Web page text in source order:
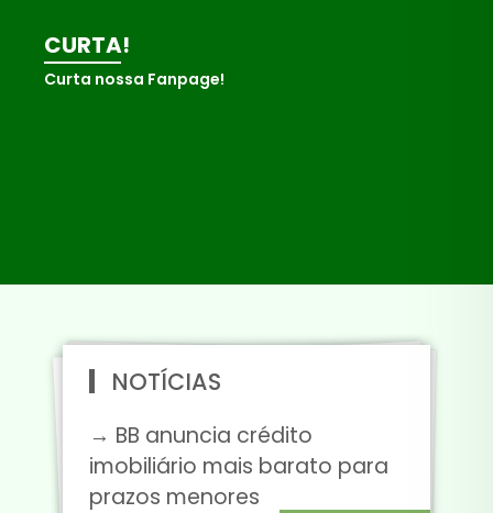
CURTA!
Curta nossa Fanpage!
NOTÍCIAS
→ BB anuncia crédito
imobiliário mais barato para
prazos menores